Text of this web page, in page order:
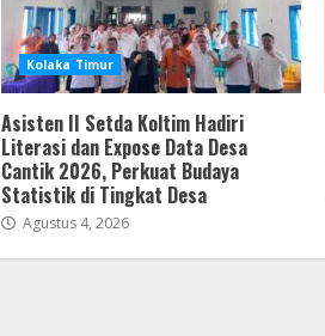
Kolaka Timur
Asisten II Setda Koltim Hadiri
Literasi dan Expose Data Desa
Cantik 2026, Perkuat Budaya
Statistik di Tingkat Desa
Agustus 4, 2026